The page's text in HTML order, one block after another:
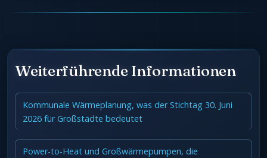
Weiterführende Informationen
Kommunale Wärmeplanung, was der Stichtag 30. Juni
2026 für Großstädte bedeutet
Power-to-Heat und Großwärmepumpen, die